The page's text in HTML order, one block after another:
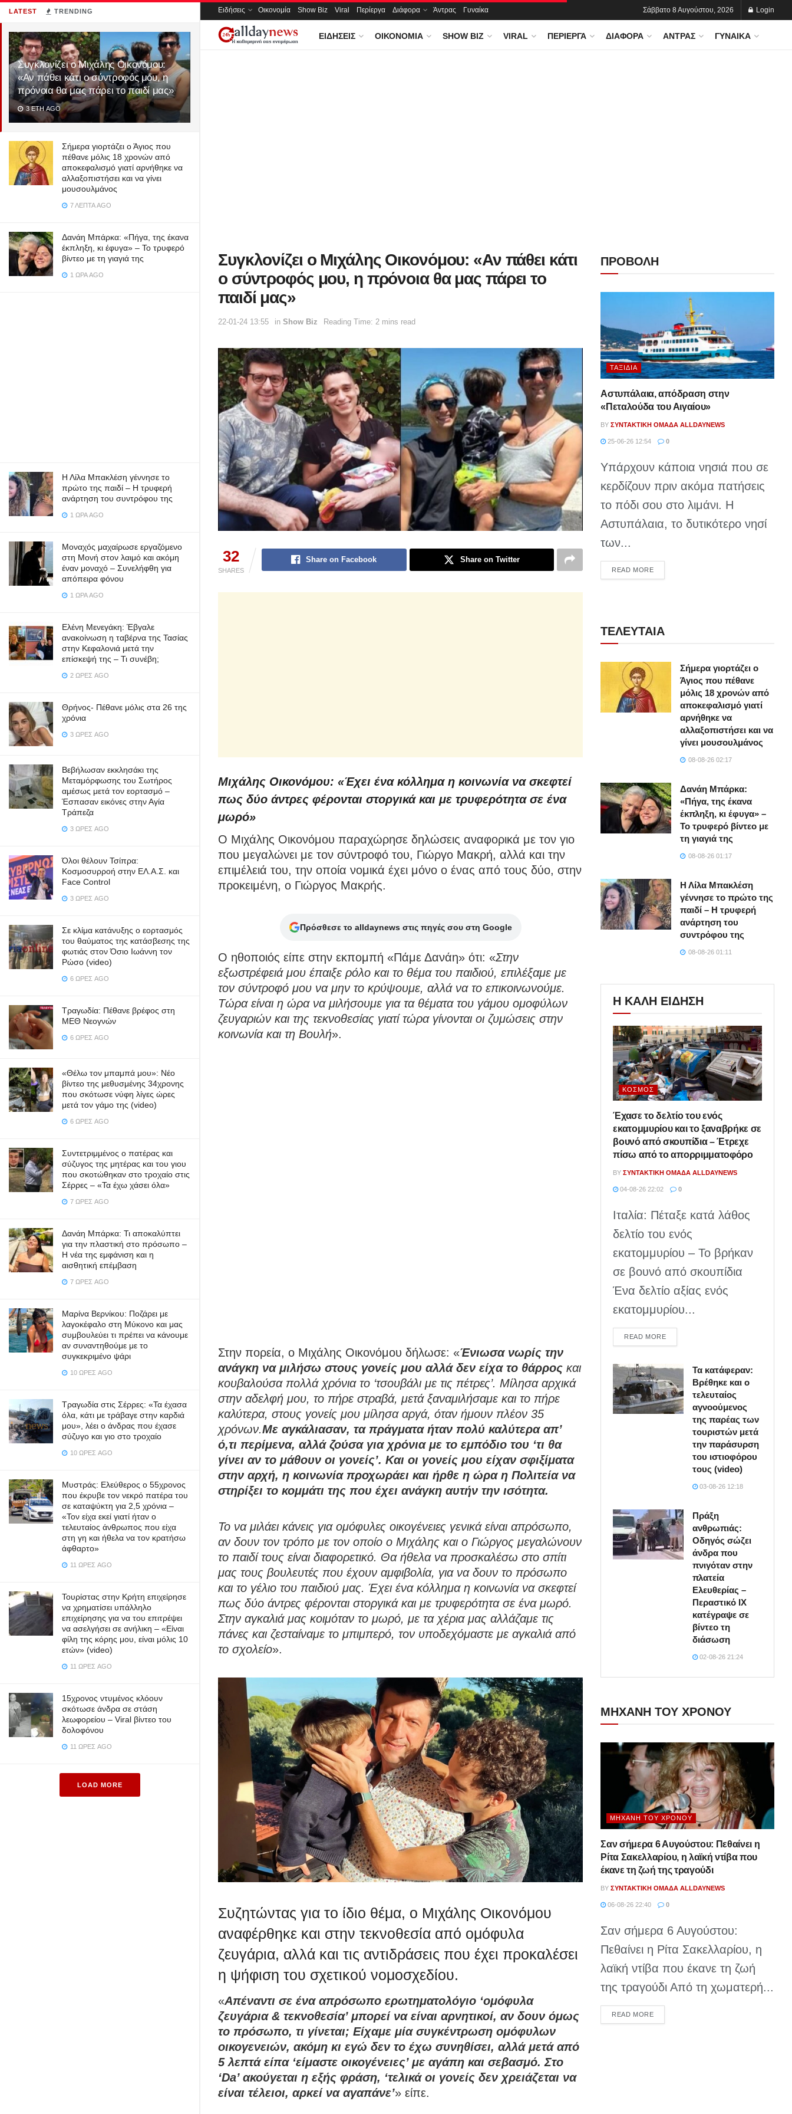
LATEST TRENDING
Συγκλονίζει ο Μιχάλης Οικονόμου:
«Αν πάθει κάτι ο σύντροφός μου, η
πρόνοια θα μας πάρει το παιδί μας»
3 ΈΤΗ AGO
Σήμερα γιορτάζει ο Άγιος που
πέθανε μόλις 18 χρονών από
αποκεφαλισμό γιατί αρνήθηκε να
αλλαξοπιστήσει και να γίνει
μουσουλμάνος
7 ΛΕΠΤΆ AGO
Δανάη Μπάρκα: «Πήγα, της έκανα
έκπληξη, κι έφυγα» – Το τρυφερό
βίντεο με τη γιαγιά της
1 ΏΡΑ AGO
Η Λίλα Μπακλέση γέννησε το
πρώτο της παιδί – Η τρυφερή
ανάρτηση του συντρόφου της
1 ΏΡΑ AGO
Μοναχός μαχαίρωσε εργαζόμενο
στη Μονή στον λαιμό και ακόμη
έναν μοναχό – Συνελήφθη για
απόπειρα φόνου
1 ΏΡΑ AGO
Ελένη Μενεγάκη: Έβγαλε
ανακοίνωση η ταβέρνα της Τασίας
στην Κεφαλονιά μετά την
επίσκεψή της – Τι συνέβη;
2 ΏΡΕΣ AGO
Θρήνος- Πέθανε μόλις στα 26 της
χρόνια
3 ΏΡΕΣ AGO
Βεβήλωσαν εκκλησάκι της
Μεταμόρφωσης του Σωτήρος
αμέσως μετά τον εορτασμό –
Έσπασαν εικόνες στην Αγία
Τράπεζα
3 ΏΡΕΣ AGO
Όλοι θέλουν Τσίπρα:
Κοσμοσυρροή στην ΕΛ.Α.Σ. και
Face Control
3 ΏΡΕΣ AGO
Σε κλίμα κατάνυξης ο εορτασμός
του θαύματος της κατάσβεσης της
φωτιάς στον Όσιο Ιωάννη τον
Ρώσο (video)
6 ΏΡΕΣ AGO
Τραγωδία: Πέθανε βρέφος στη
ΜΕΘ Νεογνών
6 ΏΡΕΣ AGO
«Θέλω τον μπαμπά μου»: Νέο
βίντεο της μεθυσμένης 34χρονης
που σκότωσε νύφη λίγες ώρες
μετά τον γάμο της (video)
6 ΏΡΕΣ AGO
Συντετριμμένος ο πατέρας και
σύζυγος της μητέρας και του γιου
που σκοτώθηκαν στο τροχαίο στις
Σέρρες – «Τα έχω χάσει όλα»
7 ΏΡΕΣ AGO
Δανάη Μπάρκα: Τι αποκαλύπτει
για την πλαστική στο πρόσωπο –
Η νέα της εμφάνιση και η
αισθητική επέμβαση
7 ΏΡΕΣ AGO
Μαρίνα Βερνίκου: Ποζάρει με
λαγοκέφαλο στη Μύκονο και μας
συμβουλεύει τι πρέπει να κάνουμε
αν συναντηθούμε με το
συγκεκριμένο ψάρι
10 ΏΡΕΣ AGO
Τραγωδία στις Σέρρες: «Τα έχασα
όλα, κάτι με τράβαγε στην καρδιά
μου», λέει ο άνδρας που έχασε
σύζυγο και γιο στο τροχαίο
10 ΏΡΕΣ AGO
Μυστράς: Ελεύθερος ο 55χρονος
που έκρυβε τον νεκρό πατέρα του
σε καταψύκτη για 2,5 χρόνια –
«Τον είχα εκεί γιατί ήταν ο
τελευταίος άνθρωπος που είχα
στη γη και ήθελα να τον κρατήσω
άφθαρτο»
11 ΏΡΕΣ AGO
Τουρίστας στην Κρήτη επιχείρησε
να χρηματίσει υπάλληλο
επιχείρησης για να του επιτρέψει
να ασελγήσει σε ανήλικη – «Είναι
φίλη της κόρης μου, είναι μόλις 10
ετών» (video)
11 ΏΡΕΣ AGO
15χρονος ντυμένος κλόουν
σκότωσε άνδρα σε στάση
λεωφορείου – Viral βίντεο του
δολοφόνου
11 ΏΡΕΣ AGO
LOAD MORE
Ειδήσεις Οικονομία Show Biz Viral Περίεργα Διάφορα Άντρας Γυναίκα Σάββατο 8 Αυγούστου, 2026 Login
ΕΙΔΉΣΕΙΣ ΟΙΚΟΝΟΜΊΑ SHOW BIZ VIRAL ΠΕΡΊΕΡΓΑ ΔΙΆΦΟΡΑ ΆΝΤΡΑΣ ΓΥΝΑΊΚΑ
Συγκλονίζει ο Μιχάλης Οικονόμου: «Αν πάθει κάτι
ο σύντροφός μου, η πρόνοια θα μας πάρει το
παιδί μας»
22-01-24 13:55 in Show Biz Reading Time: 2 mins read
32
SHARES
Share on Facebook Share on Twitter
Μιχάλης Οικονόμου: «Έχει ένα κόλλημα η κοινωνία να σκεφτεί
πως δύο άντρες φέρονται στοργικά και με τρυφερότητα σε ένα
μωρό»
Ο Μιχάλης Οικονόμου παραχώρησε δηλώσεις αναφορικά με τον γιο
που μεγαλώνει με τον σύντροφό του, Γιώργο Μακρή, αλλά και την
επιμέλειά του, την οποία νομικά έχει μόνο ο ένας από τους δύο, στην
προκειμένη, ο Γιώργος Μακρής.
Πρόσθεσε το alldaynews στις πηγές σου στη Google
Ο ηθοποιός είπε στην εκπομπή «Πάμε Δανάη» ότι: «Στην
εξωστρέφειά μου έπαιξε ρόλο και το θέμα του παιδιού, επιλέξαμε με
τον σύντροφό μου να μην το κρύψουμε, αλλά να το επικοινωνούμε.
Τώρα είναι η ώρα να μιλήσουμε για τα θέματα του γάμου ομοφύλων
ζευγαριών και της τεκνοθεσίας γιατί τώρα γίνονται οι ζυμώσεις στην
κοινωνία και τη Βουλή».
Στην πορεία, ο Μιχάλης Οικονόμου δήλωσε: «Ένιωσα νωρίς την
ανάγκη να μιλήσω στους γονείς μου αλλά δεν είχα το θάρρος και
κουβαλούσα πολλά χρόνια το ‘τσουβάλι με τις πέτρες’. Μίλησα αρχικά
στην αδελφή μου, το πήρε στραβά, μετά ξαναμιλήσαμε και το πήρε
καλύτερα, στους γονείς μου μίλησα αργά, όταν ήμουν πλέον 35
χρόνων.Με αγκάλιασαν, τα πράγματα ήταν πολύ καλύτερα απ’
ό,τι περίμενα, αλλά ζούσα για χρόνια με το εμπόδιο του ‘τι θα
γίνει αν το μάθουν οι γονείς’. Και οι γονείς μου είχαν σφιξίματα
στην αρχή, η κοινωνία προχωράει και ήρθε η ώρα η Πολιτεία να
στηρίξει το κομμάτι της που έχει ανάγκη αυτήν την ισότητα.
Το να μιλάει κάνεις για ομόφυλες οικογένειες γενικά είναι απρόσωπο,
αν δουν τον τρόπο με τον οποίο ο Μιχάλης και ο Γιώργος μεγαλώνουν
το παιδί τους είναι διαφορετικό. Θα ήθελα να προσκαλέσω στο σπίτι
μας τους βουλευτές που έχουν αμφιβολία, για να δουν το πρόσωπο
και το γέλιο του παιδιού μας. Έχει ένα κόλλημα η κοινωνία να σκεφτεί
πως δύο άντρες φέρονται στοργικά και με τρυφερότητα σε ένα μωρό.
Στην αγκαλιά μας κοιμόταν το μωρό, με τα χέρια μας αλλάζαμε τις
πάνες και ζεσταίναμε το μπιμπερό, τον υποδεχόμαστε με αγκαλιά από
το σχολείο».
Συζητώντας για το ίδιο θέμα, ο Μιχάλης Οικονόμου
αναφέρθηκε και στην τεκνοθεσία από ομόφυλα
ζευγάρια, αλλά και τις αντιδράσεις που έχει προκαλέσει
η ψήφιση του σχετικού νομοσχεδίου.
«Απέναντι σε ένα απρόσωπο ερωτηματολόγιο ‘ομόφυλα
ζευγάρια & τεκνοθεσία’ μπορεί να είναι αρνητικοί, αν δουν όμως
το πρόσωπο, τι γίνεται; Είχαμε μία συγκέντρωση ομόφυλων
οικογενειών, ακόμη κι εγώ δεν το έχω συνηθίσει, αλλά μετά από
5 λεπτά είπα ‘είμαστε οικογένειες’ με αγάπη και σεβασμό. Στο
‘Da’ ακούγεται η εξής φράση, ‘τελικά οι γονείς δεν χρειάζεται να
είναι τέλειοι, αρκεί να αγαπάνε’» είπε.
ΠΡΟΒΟΛΗ
ΤΑΞΊΔΙΑ
Αστυπάλαια, απόδραση στην
«Πεταλούδα του Αιγαίου»
BY ΣΥΝΤΑΚΤΙΚΉ ΟΜΆΔΑ ALLDAYNEWS
25-06-26 12:54 0
Υπάρχουν κάποια νησιά που σε
κερδίζουν πριν ακόμα πατήσεις
το πόδι σου στο λιμάνι. Η
Αστυπάλαια, το δυτικότερο νησί
των...
READ MOREDETAILS
ΤΕΛΕΥΤΑΙΑ
Σήμερα γιορτάζει ο
Άγιος που πέθανε
μόλις 18 χρονών από
αποκεφαλισμό γιατί
αρνήθηκε να
αλλαξοπιστήσει και να
γίνει μουσουλμάνος
08-08-26 02:17
Δανάη Μπάρκα:
«Πήγα, της έκανα
έκπληξη, κι έφυγα» –
Το τρυφερό βίντεο με
τη γιαγιά της
08-08-26 01:17
Η Λίλα Μπακλέση
γέννησε το πρώτο της
παιδί – Η τρυφερή
ανάρτηση του
συντρόφου της
08-08-26 01:11
Η ΚΑΛΗ ΕΙΔΗΣΗ
ΚΌΣΜΟΣ
Έχασε το δελτίο του ενός
εκατομμυρίου και το ξαναβρήκε σε
βουνό από σκουπίδια – Έτρεχε
πίσω από το απορριμματοφόρο
BY ΣΥΝΤΑΚΤΙΚΉ ΟΜΆΔΑ ALLDAYNEWS
04-08-26 22:02 0
Ιταλία: Πέταξε κατά λάθος
δελτίο του ενός
εκατομμυρίου – Το βρήκαν
σε βουνό από σκουπίδια
Ένα δελτίο αξίας ενός
εκατομμυρίου...
READ MOREDETAILS
Τα κατάφεραν:
Βρέθηκε και ο
τελευταίος
αγνοούμενος
της παρέας των
τουριστών μετά
την παράσυρση
του ιστιοφόρου
τους (video)
03-08-26 12:18
Πράξη
ανθρωπιάς:
Οδηγός σώζει
άνδρα που
πνιγόταν στην
πλατεία
Ελευθερίας –
Περαστικό ΙΧ
κατέγραψε σε
βίντεο τη
διάσωση
02-08-26 21:24
ΜΗΧΑΝΗ ΤΟΥ ΧΡΟΝΟΥ
ΜΗΧΑΝΉ ΤΟΥ ΧΡΌΝΟΥ
Σαν σήμερα 6 Αυγούστου: Πεθαίνει η
Ρίτα Σακελλαρίου, η λαϊκή ντίβα που
έκανε τη ζωή της τραγούδι
BY ΣΥΝΤΑΚΤΙΚΉ ΟΜΆΔΑ ALLDAYNEWS
06-08-26 22:40 0
Σαν σήμερα 6 Αυγούστου:
Πεθαίνει η Ρίτα Σακελλαρίου, η
λαϊκή ντίβα που έκανε τη ζωή
της τραγούδι Από τη χωματερή...
READ MOREDETAILS